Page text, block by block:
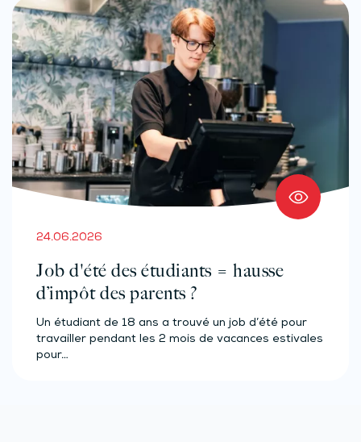
24.06.2026
Job d'été des étudiants = hausse
d’impôt des parents ?
Un étudiant de 18 ans a trouvé un job d’été pour
travailler pendant les 2 mois de vacances estivales
pour…